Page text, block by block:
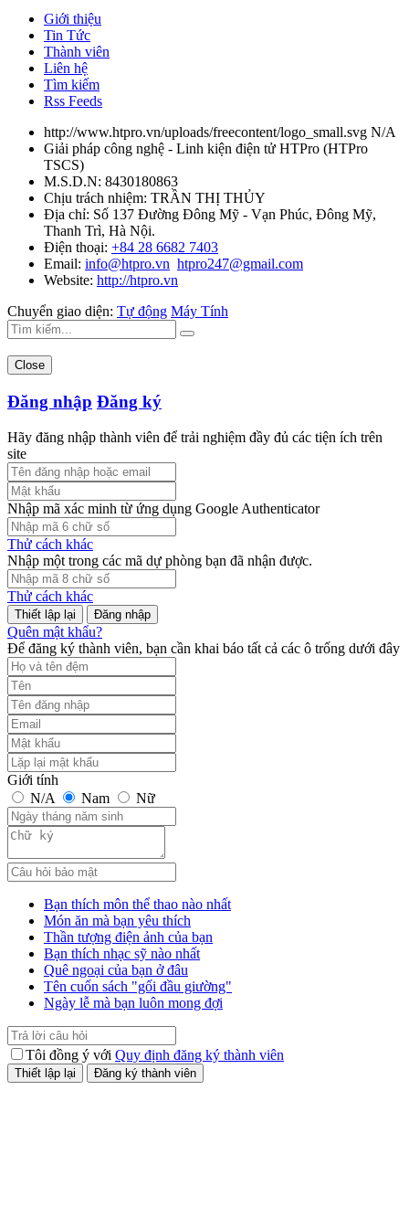
Giới thiệu
Tin Tức
Thành viên
Liên hệ
Tìm kiếm
Rss Feeds
http://www.htpro.vn/uploads/freecontent/logo_small.svg N/A
Giải pháp công nghệ - Linh kiện điện tử HTPro (HTPro
TSCS)
M.S.D.N: 8430180863
Chịu trách nhiệm: TRẦN THỊ THỦY
Địa chỉ: Số 137 Đường Đông Mỹ - Vạn Phúc, Đông Mỹ,
Thanh Trì, Hà Nội.
Điện thoại: +84 28 6682 7403
Email: info@htpro.vn htpro247@gmail.com
Website: http://htpro.vn
Chuyển giao diện: Tự động Máy Tính
Close
Đăng nhập Đăng ký
Hãy đăng nhập thành viên để trải nghiệm đầy đủ các tiện ích trên
site
Nhập mã xác minh từ ứng dụng Google Authenticator
Thử cách khác
Nhập một trong các mã dự phòng bạn đã nhận được.
Thử cách khác
Đăng nhập
Quên mật khẩu?
Để đăng ký thành viên, bạn cần khai báo tất cả các ô trống dưới đây
Giới tính
N/A
Nam Nữ
Bạn thích môn thể thao nào nhất
Món ăn mà bạn yêu thích
Thần tượng điện ảnh của bạn
Bạn thích nhạc sỹ nào nhất
Quê ngoại của bạn ở đâu
Tên cuốn sách "gối đầu giường"
Ngày lễ mà bạn luôn mong đợi
Tôi đồng ý với Quy định đăng ký thành viên